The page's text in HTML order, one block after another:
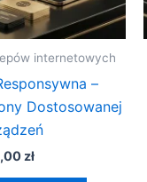
internetowych
–
Dostosowanej
zł